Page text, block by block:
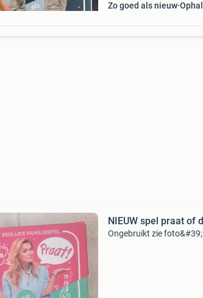
Zo goed als nieuw
NIEUW spel praat of
Ongebruikt zie